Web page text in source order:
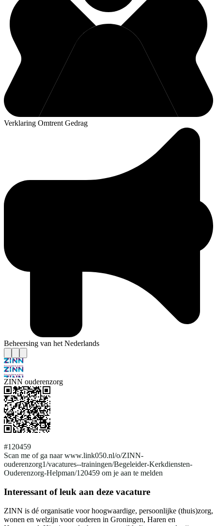
Verklaring Omtrent Gedrag
Beheersing van het Nederlands
ZINN ouderenzorg
#120459
Scan me of ga naar www.link050.nl/o/ZINN-
ouderenzorg1/vacatures--trainingen/Begeleider-Kerkdiensten-
Ouderenzorg-Helpman/120459 om je aan te melden
Interessant of leuk aan deze vacature
ZINN is dé organisatie voor hoogwaardige, persoonlijke (thuis)zorg,
wonen en welzijn voor ouderen in Groningen, Haren en